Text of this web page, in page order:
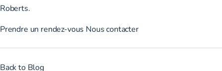
Roberts.
Prendre un rendez-vous Nous contacter
Back to Blog